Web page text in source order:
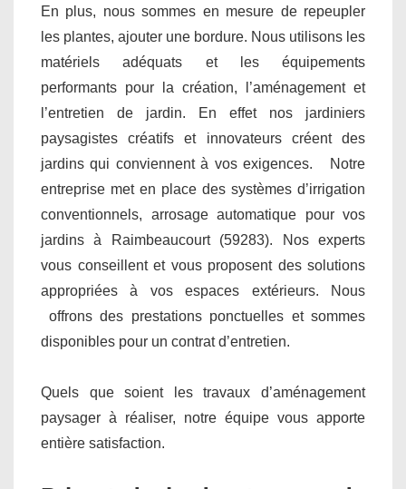
En plus, nous sommes en mesure de repeupler
les plantes, ajouter une bordure. Nous utilisons les
matériels adéquats et les équipements
performants pour la création, l’aménagement et
l’entretien de jardin. En effet nos jardiniers
paysagistes créatifs et innovateurs créent des
jardins qui conviennent à vos exigences. Notre
entreprise met en place des systèmes d’irrigation
conventionnels, arrosage automatique pour vos
jardins à Raimbeaucourt (59283). Nos experts
vous conseillent et vous proposent des solutions
appropriées à vos espaces extérieurs. Nous
offrons des prestations ponctuelles et sommes
disponibles pour un contrat d’entretien.
Quels que soient les travaux d’aménagement
paysager à réaliser, notre équipe vous apporte
entière satisfaction.